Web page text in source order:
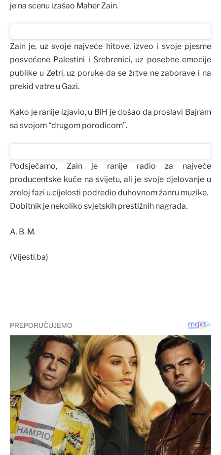
je na scenu izašao Maher Zain.
Zain je, uz svoje najveċe hitove, izveo i svoje pjesme
posvećene Palestini i Srebrenici, uz posebne emocije
publike u Zetri, uz poruke da se žrtve ne zaborave i na
prekid vatre u Gazi.
Kako je ranije izjavio, u BiH je došao da proslavi Bajram
sa svojom “drugom porodicom”.
Podsjećamo, Zain je ranije radio za najveće
producentske kuće na svijetu, ali je svoje djelovanje u
zreloj fazi u cijelosti podredio duhovnom žanru muzike.
Dobitnik je nekoliko svjetskih prestižnih nagrada.
A. B. M.
(Vijesti.ba)